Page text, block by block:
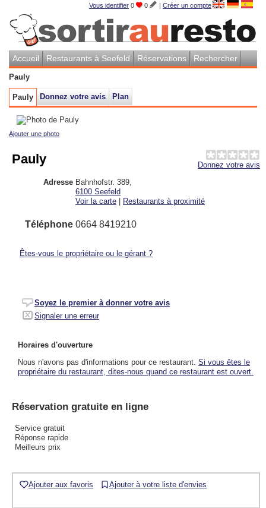
Vous identifier 0 0 | Créer un compte
Accueil Restaurants à Seefeld Réservations Rechercher
Pauly
Pauly Donnez votre avis Plan
Ajouter une photo
Donnez votre avis
Pauly
Adresse Bahnhofstr. 389
6100 Seefeld
Voir la carte
Restaurants à proximité
Téléphone 0664 8419210
Êtes-vous le propriétaire ou le gérant ?
Soyez le premier à donner votre avis
Signaler une erreur
Horaires d'ouverture
Nous n'avons pas d'informations pour ce restaurant. Si vous êtes le
propriétaire du restaurant, dites-nous quand ce restaurant est ouvert.
Réservation gratuite en ligne
Service gratuit
Réponse rapide
Meilleurs prix
Ajouter aux favoris Ajouter à votre liste d'envies